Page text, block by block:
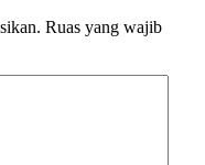
Ruas yang wajib